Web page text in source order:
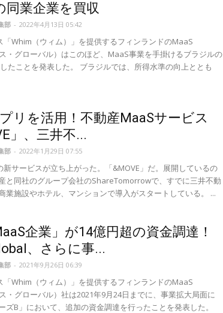
ボ
同業企業を買収
部 - 2022年4月13日 05:42
「Whim（ウィム）」を提供するフィンランドのMaaS
・グローバル）はこのほど、MaaS事業を手掛けるブラジルの
たことを発表した。 ブラジルでは、所得水準の向上ととも
リを活用！不動産MaaSサービス
」、三井不...
部 - 2022年1月29日 07:55
新サービスが立ち上がった。「&MOVE」だ。展開しているの
と同社のグループ会社のShareTomorrowで、すでに三井不動
業施設やホテル、マンションで導入がスタートしている。 ...
企業」が14億円超の資金調達！
、さらに事...
部 - 2021年9月26日 06:39
「Whim（ウィム）」を提供するフィンランドのMaaS
・グローバル）社は2021年9月24日までに、事業拡大局面に
ズB」において、追加の資金調達を行ったことを発表した。